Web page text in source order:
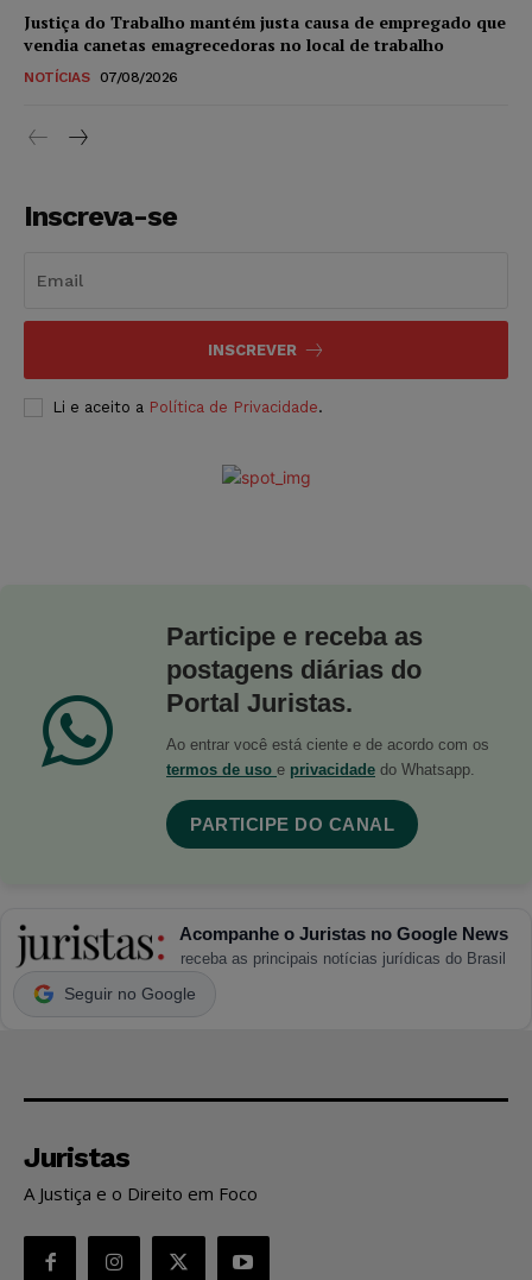
Justiça do Trabalho mantém justa causa de empregado que
vendia canetas emagrecedoras no local de trabalho
NOTÍCIAS 07/08/2026
Inscreva-se
INSCREVER
Li e aceito a Política de Privacidade.
Participe e receba as
postagens diárias do
Portal Juristas.
Ao entrar você está ciente e de acordo com os
termos de uso e privacidade do Whatsapp.
PARTICIPE DO CANAL
Acompanhe o Juristas no Google News
receba as principais notícias jurídicas do Brasil
Seguir no Google
Juristas
A Justiça e o Direito em Foco